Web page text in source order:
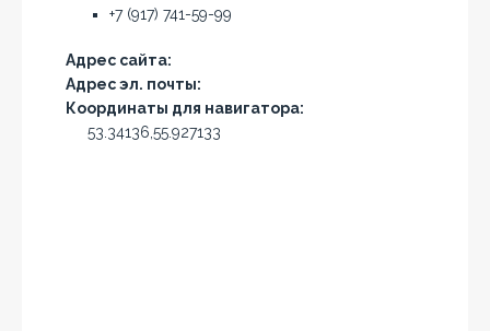
+7 (917) 741-59-99
Адрес сайта:
Адрес эл. почты:
Координаты для навигатора:
53.34136,55.927133